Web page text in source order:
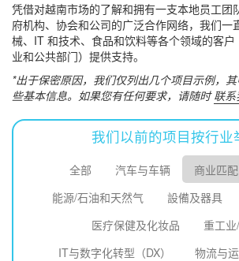
凭借对越南市场的了解和拥有一支本地员工团
府机构、协会和公司的广泛合作网络，我们一
械、IT 和技术、食品和饮料等各个领域的客
业和公共部门）提供支持。
*出于保密原因，我们仅列出几个项目示例，
些基本信息。如果您有任何要求，请随时联
我们以前的项目按行业
全部 汽车与车辆 商业匹配
能源/石油和天然气
設備及器具
医疗保健及化妆品
重工
IT与数字化转型（DX）
物流与
订阅新闻通讯